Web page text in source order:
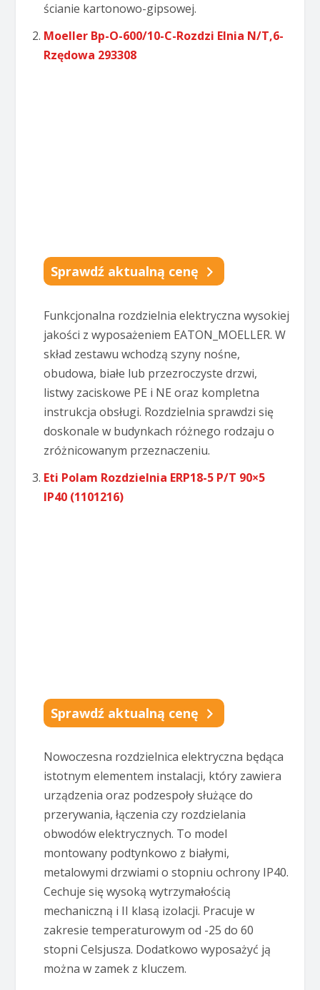
ścianie kartonowo-gipsowej.
Moeller Bp-O-600/10-C-Rozdzi Elnia N/T,6-
Rzędowa 293308
Sprawdź aktualną cenę
Funkcjonalna rozdzielnia elektryczna wysokiej
jakości z wyposażeniem EATON_MOELLER. W
skład zestawu wchodzą szyny nośne,
obudowa, białe lub przezroczyste drzwi,
listwy zaciskowe PE i NE oraz kompletna
instrukcja obsługi. Rozdzielnia sprawdzi się
doskonale w budynkach różnego rodzaju o
zróżnicowanym przeznaczeniu.
Eti Polam Rozdzielnia ERP18-5 P/T 90×5
IP40 (1101216)
Sprawdź aktualną cenę
Nowoczesna rozdzielnica elektryczna będąca
istotnym elementem instalacji, który zawiera
urządzenia oraz podzespoły służące do
przerywania, łączenia czy rozdzielania
obwodów elektrycznych. To model
montowany podtynkowo z białymi,
metalowymi drzwiami o stopniu ochrony IP40.
Cechuje się wysoką wytrzymałością
mechaniczną i II klasą izolacji. Pracuje w
zakresie temperaturowym od -25 do 60
stopni Celsjusza. Dodatkowo wyposażyć ją
można w zamek z kluczem.